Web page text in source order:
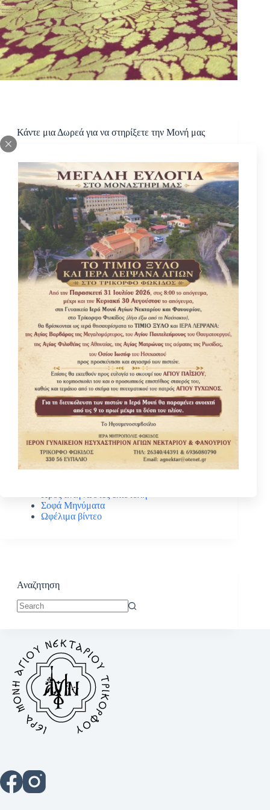
Κάντε μια Δωρεά για να στηρίξετε την Μονή μας
Κατηγοριες
Βίοι Αγίων
Γέροντας Νεκτάριος Μουλατσιώτης
Διάφορα ψυχωφελή κείμενα
Κάτι ενδιαφέρον
Νέα – Ανακοινώσεις
Σοφά Μηνύματα
Ωφέλιμα βίντεο
Αναζητηση